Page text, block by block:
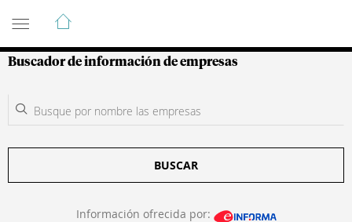
Guía de Empresas Colombianas
Buscador de información de empresas
BUSCAR
Información ofrecida por: